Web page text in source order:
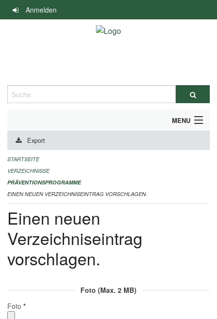
Navigation
überspringen
Anmelden
Suche
MENU
DURCHFÜHRUNG UND FINANZIERUNG
IMPRESSUM
Export
STARTSEITE
VERZEICHNISSE
PRÄVENTIONSPROGRAMME
EINEN NEUEN VERZEICHNISEINTRAG VORSCHLAGEN.
Einen neuen
Verzeichniseintrag
vorschlagen.
Foto (Max. 2 MB)
Foto *